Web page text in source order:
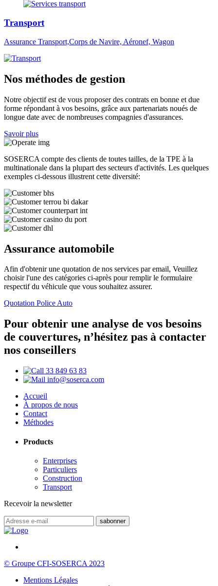
Transport
Assurance Transport,Corps de Navire, Aéronef, Wagon
Nos méthodes de gestion
Notre objectif est de vous proposer des contrats en bonne et due
forme répondant à vos besoins, grâce aux partenariats noués de
longue date avec de nombreuses compagnies d'assurances.
Savoir plus
SOSERCA compte des clients de toutes tailles, de la TPE à la
multinationale dans la plupart des secteurs d'activités. Les quelques
exemples ci-dessous illustrent cette diversité:
Assurance automobile
Afin d'obtenir une quotation de nos services par email, Veuillez
choisir l'une des catégories ci-après pour remplir le formulaire
respectif du véhicule que vous souhaitez assurer.
Quotation Police Auto
Pour obtenir une analyse de vos besoins
de couvertures, n’hésitez pas à contacter
nos conseillers
33 849 63 83
info@soserca.com
Accueil
À propos de nous
Contact
Méthodes
Products
Enterprises
Particuliers
Construction
Transport
Recevoir la newsletter
© Groupe CFI-SOSERCA 2023
Mentions Légales